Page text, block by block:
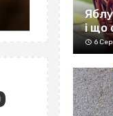
і що
6